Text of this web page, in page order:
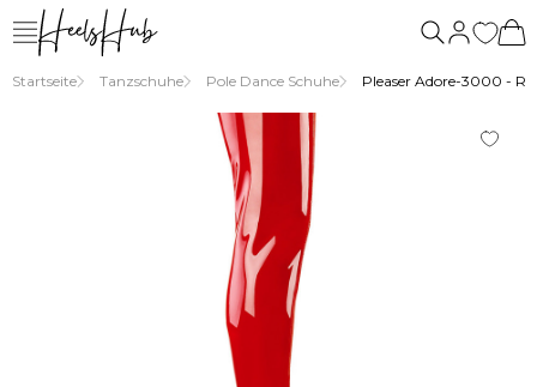
Startseite Tanzschuhe Pole Dance Schuhe Pleaser Adore-3000 -